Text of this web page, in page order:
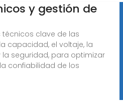
y gestión de
clave de las
capacidad, el voltaje, la
seguridad, para optimizar
confiabilidad de los